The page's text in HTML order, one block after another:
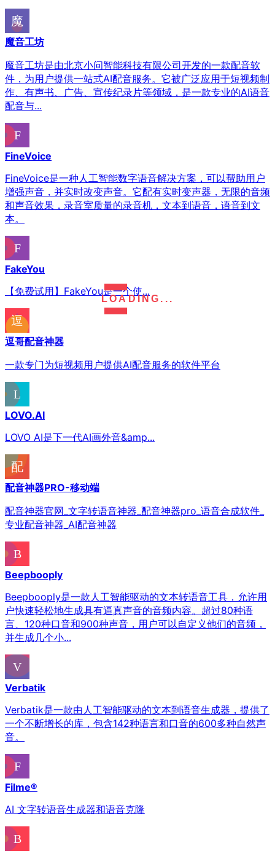
LOADING...
魔音工坊
魔音工坊是由北京小问智能科技有限公司开发的一款配音软
件，为用户提供一站式AI配音服务。它被广泛应用于短视频制
作、有声书、广告、宣传纪录片等领域，是一款专业的AI语音
配音与...
FineVoice
FineVoice是一种人工智能数字语音解决方案，可以帮助用户
增强声音，并实时改变声音。它配有实时变声器，无限的音频
和声音效果，录音室质量的录音机，文本到语音，语音到文
本。
FakeYou
【免费试用】FakeYou是一个使...
逗哥配音神器
一款专门为短视频用户提供AI配音服务的软件平台
LOVO.AI
LOVO AI是下一代AI画外音&amp...
配音神器PRO-移动端
配音神器官网_文字转语音神器_配音神器pro_语音合成软件_
专业配音神器_AI配音神器
Beepbooply
Beepbooply是一款人工智能驱动的文本转语音工具，允许用
户快速轻松地生成具有逼真声音的音频内容。超过80种语
言、120种口音和900种声音，用户可以自定义他们的音频，
并生成几个小...
Verbatik
Verbatik是一款由人工智能驱动的文本到语音生成器，提供了
一个不断增长的库，包含142种语言和口音的600多种自然声
音。
Filme®
AI 文字转语音生成器和语音克隆